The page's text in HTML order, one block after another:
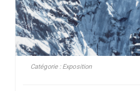
Catégorie : Exposition